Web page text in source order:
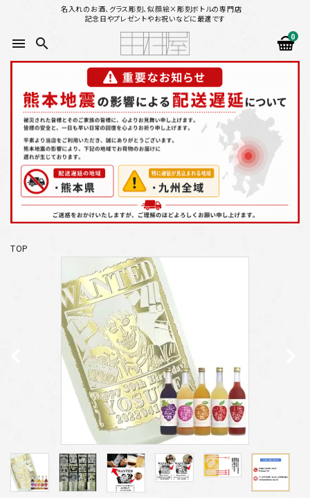
名入れのお酒、グラス彫刻、似顔絵×彫刻ボトルの専門店
記念日やプレゼントやお祝いなどに最適です
menu search 0
search
似顔絵から選ぶ
名入れ（縦書き）から選ぶ
名入れ（横書き）から選ぶ
プライバシーポリシー
特定商取引法について
お問い合わせ
TOP